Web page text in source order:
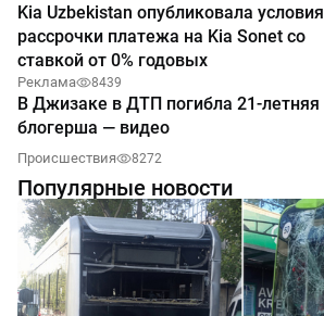
Kia Uzbekistan опубликовала условия
рассрочки платежа на Kia Sonet со
ставкой от 0% годовых
Реклама 8439
В Джизаке в ДТП погибла 21-летняя
блогерша — видео
Происшествия 8272
Популярные новости